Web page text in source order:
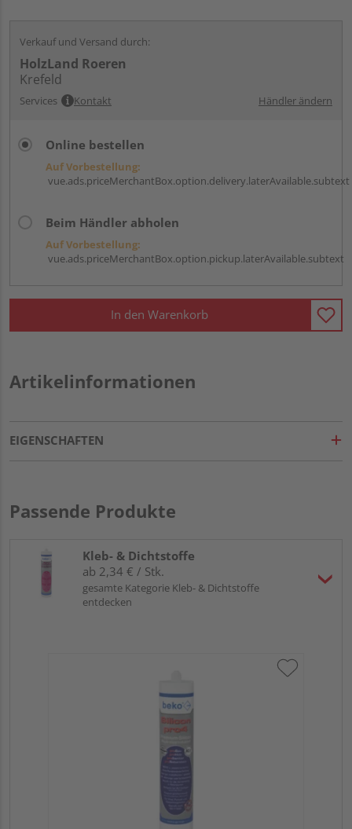
Verkauf und Versand durch:
HolzLand Roeren
Krefeld
Services Kontakt Händler ändern
Online bestellen
Auf Vorbestellung:
vue.ads.priceMerchantBox.option.delivery.laterAvailable.subtext
Beim Händler abholen
Auf Vorbestellung:
vue.ads.priceMerchantBox.option.pickup.laterAvailable.subtext
In den Warenkorb
Artikelinformationen
EIGENSCHAFTEN
Passende Produkte
Kleb- & Dichtstoffe
ab 2,34 € / Stk.
gesamte Kategorie Kleb- & Dichtstoffe
entdecken